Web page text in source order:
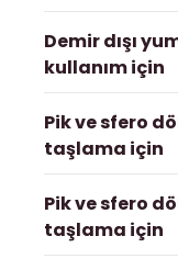
Demir dışı
kullanım için
Pik ve sfero
taşlama için
Pik ve sfero
taşlama için